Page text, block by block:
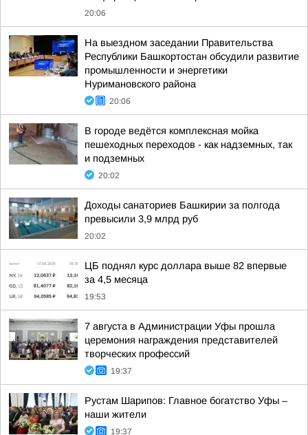
20:06
На выездном заседании Правительства
Республики Башкортостан обсудили развитие
промышленности и энергетики
Нуримановского района
20:06
В городе ведётся комплексная мойка
пешеходных переходов - как надземных, так
и подземных
20:02
Доходы санаториев Башкирии за полгода
превысили 3,9 млрд руб
20:02
ЦБ поднял курс доллара выше 82 впервые
за 4,5 месяца
19:53
7 августа в Администрации Уфы прошла
церемония награждения представителей
творческих профессий
19:37
Рустам Шарипов: Главное богатство Уфы –
наши жители
19:37